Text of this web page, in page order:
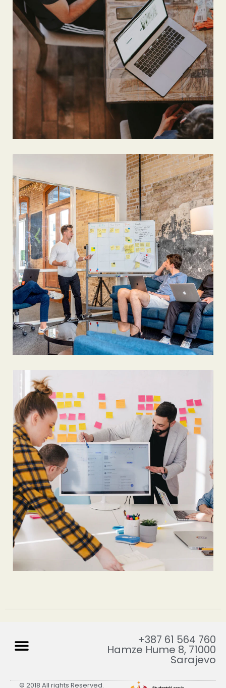
Menu +387 61 564 760
Hamze Hume 8, 71000
Sarajevo
© 2018 All rights Reserved.